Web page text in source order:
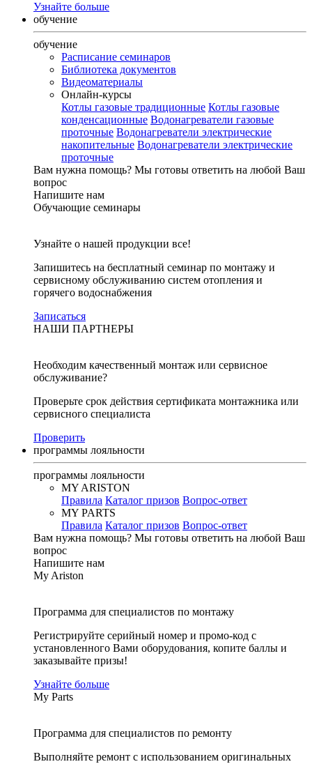
Узнайте больше
обучение
обучение
Расписание семинаров
Библиотека документов
Видеоматериалы
Онлайн-курсы
Котлы газовые традиционные Котлы газовые
конденсационные Водонагреватели газовые
проточные Водонагреватели электрические
накопительные Водонагреватели электрические
проточные
Вам нужна помощь? Мы готовы ответить на любой Ваш
вопрос
Напишите нам
Обучающие семинары
Узнайте о нашей продукции все!
Запишитесь на бесплатный семинар по монтажу и
сервисному обслуживанию систем отопления и
горячего водоснабжения
Записаться
НАШИ ПАРТНЕРЫ
Необходим качественный монтаж или сервисное
обслуживание?
Проверьте срок действия сертификата монтажника или
сервисного специалиста
Проверить
программы лояльности
программы лояльности
MY ARISTON
Правила Каталог призов Вопрос-ответ
MY PARTS
Правила Каталог призов Вопрос-ответ
Вам нужна помощь? Мы готовы ответить на любой Ваш
вопрос
Напишите нам
My Ariston
Программа для специалистов по монтажу
Регистрируйте серийный номер и промо-код с
установленного Вами оборудования, копите баллы и
заказывайте призы!
Узнайте больше
My Parts
Программа для специалистов по ремонту
Выполняйте ремонт с использованием оригинальных